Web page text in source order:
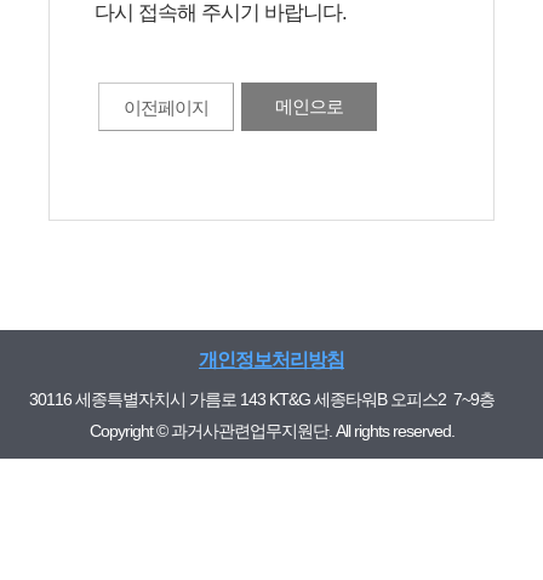
다시 접속해 주시기 바랍니다.
이전페이지 메인으로
개인정보처리방침
30116 세종특별자치시 가름로 143 KT&G 세종타워B 오피스2 7~9층
Copyright © 과거사관련업무지원단. All rights reserved.